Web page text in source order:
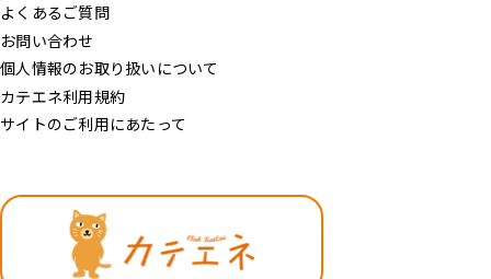
よくあるご質問
お問い合わせ
個人情報のお取り扱いについて
カテエネ利用規約
サイトのご利用にあたって